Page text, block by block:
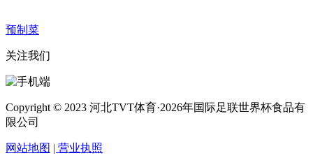
预制菜
关注我们
Copyright © 2023 河北TVT体育·2026年国际足联世界杯食品有
限公司
网站地图 | 营业执照